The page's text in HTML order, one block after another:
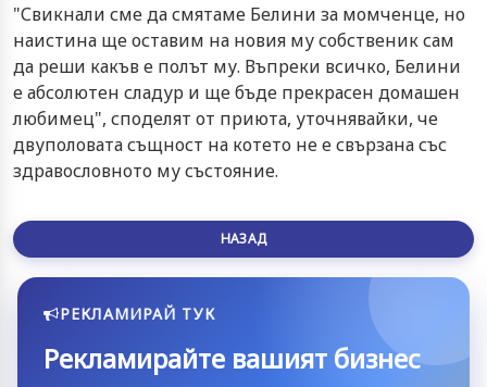
"Свикнали сме да смятаме Белини за момченце, но
наистина ще оставим на новия му собственик сам
да реши какъв е полът му. Въпреки всичко, Белини
е абсолютен сладур и ще бъде прекрасен домашен
любимец", споделят от приюта, уточнявайки, че
двуполовата същност на котето не е свързана със
здравословното му състояние.
НАЗАД
РЕКЛАМИРАЙ ТУК
Рекламирайте вашият бизнес